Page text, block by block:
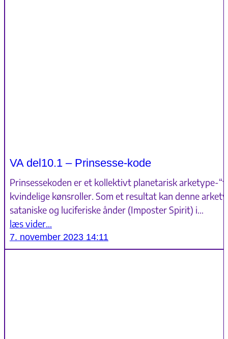
VA del10.1 – Prinsesse-kode
Prinsessekoden er et kollektivt planetarisk arketype-
kvindelige kønsroller. Som et resultat kan denne
sataniske og luciferiske ånder (Imposter Spirit) i…
læs vider…
7. november 2023 14:11